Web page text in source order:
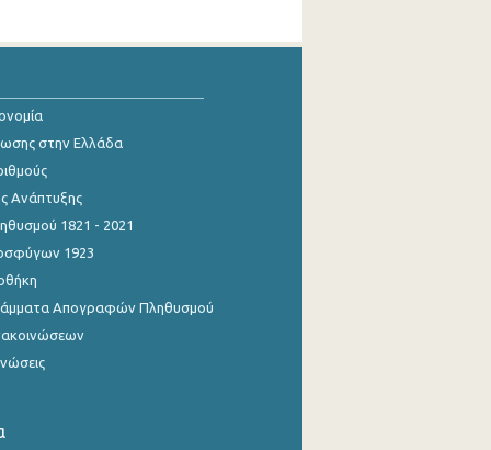
στην Ελλάδα
Ανάπτυξης
1821 - 2021
1923
Απογραφών Πληθυσμού